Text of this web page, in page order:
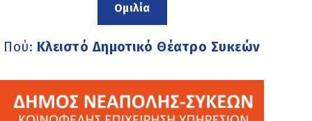
Ομιλία
Πού: Κλειστό Δημοτικό Θέατρο Συκεών